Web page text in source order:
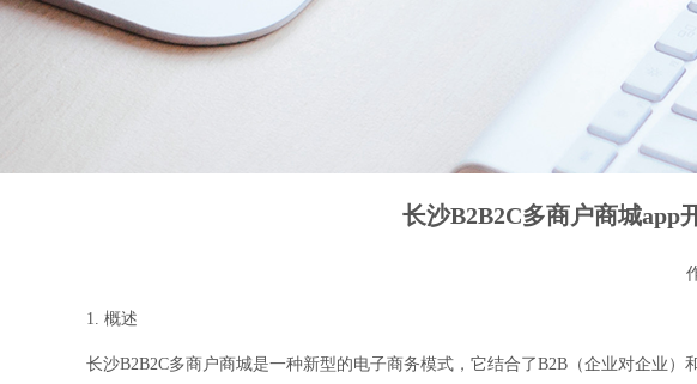
长沙B2B2C多商户商城app
1. 概述
长沙B2B2C多商户商城是一种新型的电子商务模式，它结合了B2B（企业对企业）